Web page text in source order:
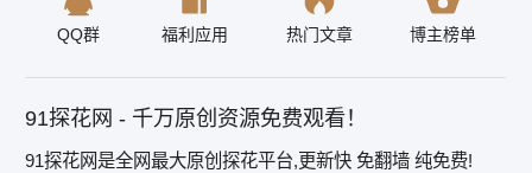
QQ群 福利应用 热门文章 博主榜单
91探花网 - 千万原创资源免费观看！
91探花网是全网最大原创探花平台,更新快 免翻墙 纯免费!